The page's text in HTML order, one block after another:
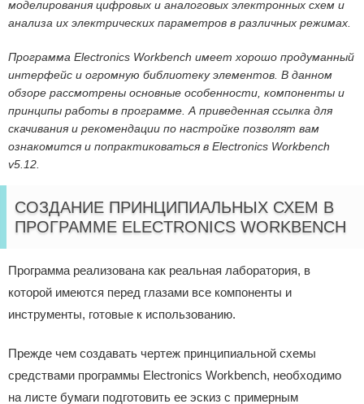
моделирования цифровых и аналоговых электронных схем и
анализа их электрических параметров в различных режимах.
Программа Electronics Workbench имеет хорошо продуманный
интерфейс и огромную библиотеку элементов. В данном
обзоре рассмотрены основные особенности, компоненты и
принципы работы в программе. А приведенная ссылка для
скачивания и рекомендации по настройке позволят вам
ознакомится и попрактиковаться в Electronics Workbench
v5.12.
СОЗДАНИЕ ПРИНЦИПИАЛЬНЫХ СХЕМ В
ПРОГРАММЕ ELECTRONICS WORKBENCH
Программа реализована как реальная лаборатория, в
которой имеются перед глазами все компоненты и
инструменты, готовые к использованию.
Прежде чем создавать чертеж принципиальной схемы
средствами программы Electronics Workbench, необходимо
на листе бумаги подготовить ее эскиз с примерным